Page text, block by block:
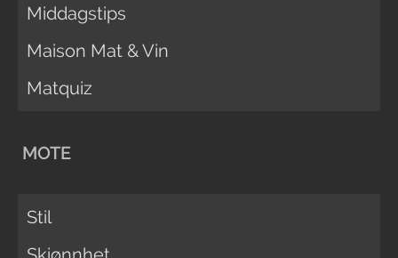
Middagstips
Maison Mat & Vin
Matquiz
MOTE
Stil